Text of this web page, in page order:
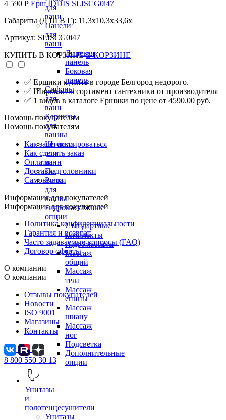
для
ванн
Панели
для
ванн
Лицевая
панель
Боковая
панель
Сифоны
для
ванн
Карнизы
для
ванны
Шторки
для
ванн
Подголовники
Ручки
для
ванны
Гидромассажные
опции
Стандартные
комплекты
гидромассажа
Массаж
общий
Массаж
тела
Массаж
спины
Массаж
шиацу
Массаж
ног
Подсветка
Дополнительные
опции
Унитазы
и
полотенцесушители
Унитазы
4 590 Р Ерш IDDIS SLISCG0i47
Габариты (Д Ш В Г): 11,3x10,3x33,6x
Артикул: SLISCG0i47
КУПИТЬ В КОРЗИНЕ В КОРЗИНЕ
✅ Ершики купить в городе Белгород недорого.
✅ Широкий ассортимент сантехники от производителя
✅ 1 видов в каталоге Ершики по цене от 4590.00 руб.
Помощь покупателям
Помощь покупателям
Как зарегистрироваться
Как сделать заказ
Оплата
Доставка
Самовывоз
Информация для покупателей
Информация для покупателей
Политика конфиденциальности
Гарантия и возврат
Часто задаваемые вопросы (FAQ)
Договор оферты
О компании
О компании
Отзывы покупателей
Новости
ISO 9001
Магазины
Контакты
8 800 550 30 13